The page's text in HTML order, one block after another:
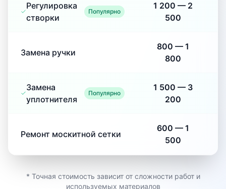
Регулировка
створки
Популярно
1 200 — 2
500
Замена ручки
800 — 1
800
Замена
уплотнителя
Популярно
1 500 — 3
200
Ремонт москитной сетки
600 — 1
500
* Точная стоимость зависит от сложности работ и
используемых материалов